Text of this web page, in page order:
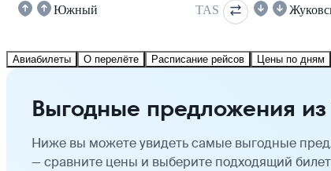
Южный TAS
Авиабилеты О перелёте Расписание рейсов Цены по дням
Выгодные предложения
Ниже вы можете увидеть самые выгодные
— сравните цены и выберите подходящий